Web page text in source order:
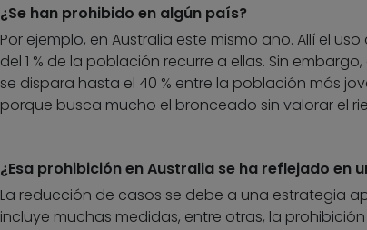
¿Se han prohibido en algún país?
Por ejemplo, en Australia este mismo año. Allí el
del 1 % de la población recurre a ellas. Sin
se dispara hasta el 40 % entre la población más
porque busca mucho el bronceado sin valorar el
¿Esa prohibición en Australia se ha reflejado en
La reducción de casos se debe a una estrategia
incluye muchas medidas, entre otras, la